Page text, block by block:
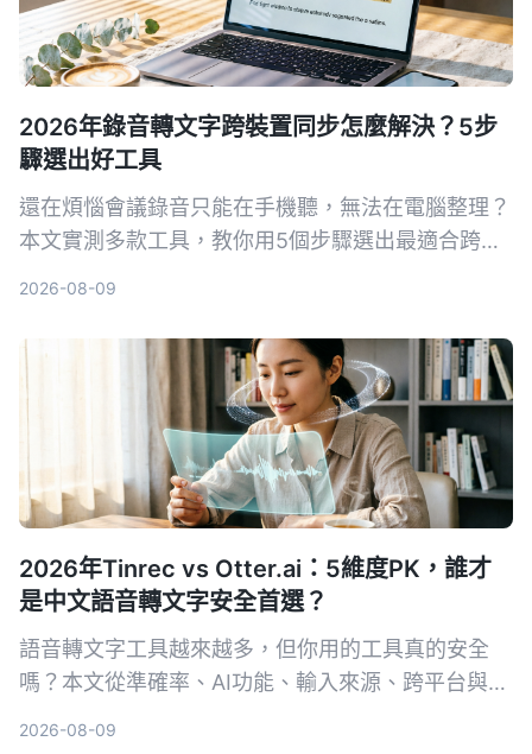
2026年錄音轉文字跨裝置同步怎麼解決？5步
驟選出好工具
還在煩惱會議錄音只能在手機聽，無法在電腦整理？
本文實測多款工具，教你用5個步驟選出最適合跨裝
2026-08-09
2026年Tinrec vs Otter.ai：5維度PK，誰才
是中文語音轉文字安全首選？
語音轉文字工具越來越多，但你用的工具真的安全
嗎？本文從準確率、AI功能、輸入來源、跨平台與數
2026-08-09